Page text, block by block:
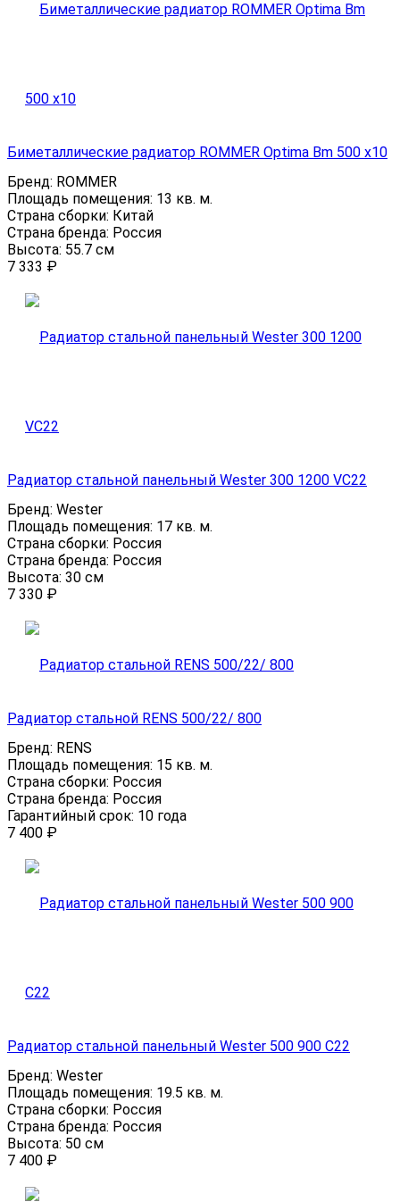
Биметаллические радиатор ROMMER Optima Bm 500 x10
Бренд: ROMMER
Площадь помещения: 13 кв. м.
Страна сборки: Китай
Страна бренда: Россия
Высота: 55.7 см
7 333 ₽
Радиатор стальной панельный Wester 300 1200 VC22
Бренд: Wester
Площадь помещения: 17 кв. м.
Страна сборки: Россия
Страна бренда: Россия
Высота: 30 см
7 330 ₽
Радиатор стальной RENS 500/22/ 800
Бренд: RENS
Площадь помещения: 15 кв. м.
Страна сборки: Россия
Страна бренда: Россия
Гарантийный срок: 10 года
7 400 ₽
Радиатор стальной панельный Wester 500 900 C22
Бренд: Wester
Площадь помещения: 19.5 кв. м.
Страна сборки: Россия
Страна бренда: Россия
Высота: 50 см
7 400 ₽